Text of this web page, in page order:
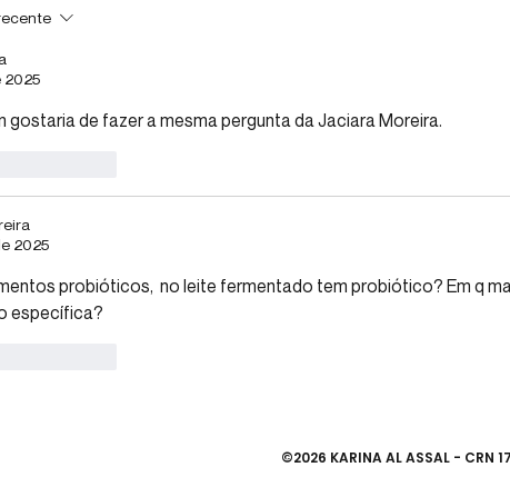
e cérebro:
2025
gostaria de fazer a mesma pergunta da Jaciara Moreira.
2025
probióticos,  no leite fermentado tem probiótico? Em q
específica?
©2026 KARINA AL ASSAL - CRN